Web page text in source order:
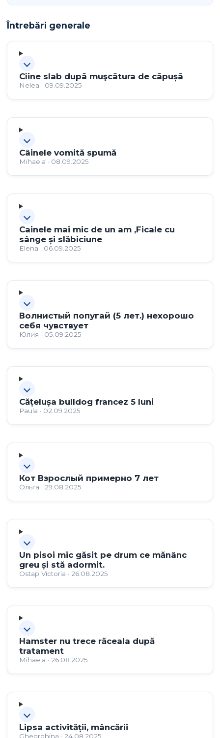
Întrebări generale
Cîine slab dupã muşcãtura de cãpușã
Nelea · 09.09.2025
Câinele vomită spumă
Mihaela · 08.09.2025
Cainele mai mic de un am ,Ficale cu
sânge și slăbiciune
Elena · 06.09.2025
Волнистый попугай (5 лет.) нехорошо
себя чувствует
Юлия · 05.09.2025
Cățelușa bulldog francez 5 luni
Paula · 02.09.2025
Кот Взрослый примерно 7 лет
Ольга · 29.08.2025
Un pisoi mic găsit pe drum ce mănânc
greu și stă adormit.
Ostap Victoria · 26.08.2025
Hamster nu trece răceala după
tratament
Mihaela · 26.08.2025
Lipsa activității, mâncării
Gheorghina · 24.08.2025